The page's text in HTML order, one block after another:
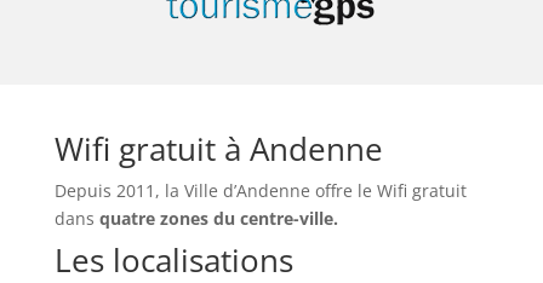
Wifi gratuit à Andenne
Depuis 2011, la Ville d’Andenne offre le Wifi gratuit
dans quatre zones du centre-ville.
Les localisations